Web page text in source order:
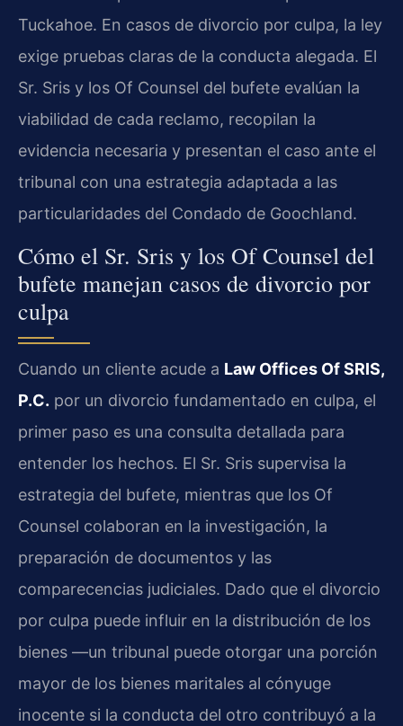
Tuckahoe. En casos de divorcio por culpa, la ley
exige pruebas claras de la conducta alegada. El
Sr. Sris y los Of Counsel del bufete evalúan la
viabilidad de cada reclamo, recopilan la
evidencia necesaria y presentan el caso ante el
tribunal con una estrategia adaptada a las
particularidades del Condado de Goochland.
Cómo el Sr. Sris y los Of Counsel del
bufete manejan casos de divorcio por
culpa
Cuando un cliente acude a Law Offices Of SRIS,
P.C. por un divorcio fundamentado en culpa, el
primer paso es una consulta detallada para
entender los hechos. El Sr. Sris supervisa la
estrategia del bufete, mientras que los Of
Counsel colaboran en la investigación, la
preparación de documentos y las
comparecencias judiciales. Dado que el divorcio
por culpa puede influir en la distribución de los
bienes —un tribunal puede otorgar una porción
mayor de los bienes maritales al cónyuge
inocente si la conducta del otro contribuyó a la